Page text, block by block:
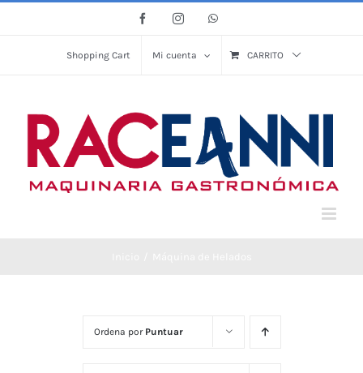
FacebookInstagramWhatsApp
Shopping Cart Mi cuenta CARRITO
Ordena por Puntuar